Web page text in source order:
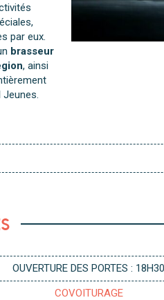
par eux.
brasseur
, ainsi
Jeunes.
OUVERTURE DES PORTES : 18H30
COVOITURAGE